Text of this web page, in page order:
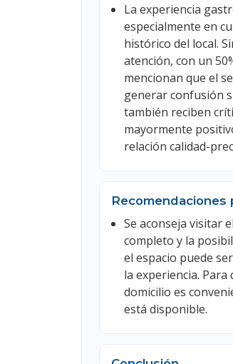
La experiencia
especialmente en
histórico del local.
atención, con un
mencionan que el
generar confusión
también reciben
mayormente
relación calidad-
Recomendaciones
Se aconseja visitar
completo y la
el espacio puede
la experiencia.
domicilio es
está disponible.